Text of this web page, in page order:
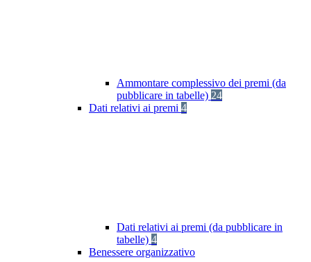
Ammontare complessivo dei premi (da
pubblicare in tabelle) 24
Dati relativi ai premi 4
Dati relativi ai premi (da pubblicare in
tabelle) 4
Benessere organizzativo